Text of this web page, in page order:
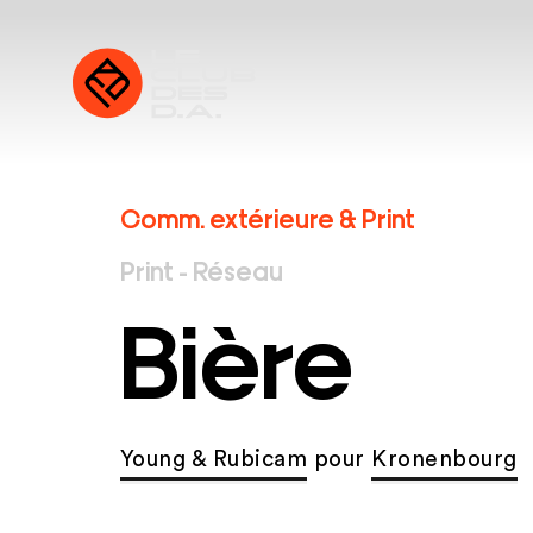
Comm. extérieure & Print
Print - Réseau
Bière
Young & Rubicam pour Kronenbourg